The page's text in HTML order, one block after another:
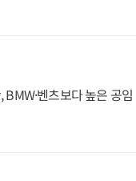
벤츠보다 높은 공임